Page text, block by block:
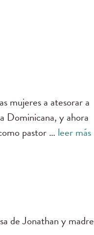
mujeres a atesorar a
Dominicana, y ahora
pastor … leer más
de Jonathan y madre